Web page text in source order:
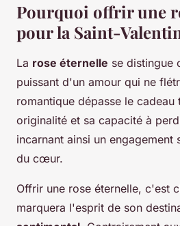
Pourquoi offrir une
pour la Saint-
La rose éternelle se distingue
puissant d'un amour qui ne
romantique dépasse le
originalité et sa capacité à
incarnant ainsi un engagement
du cœur.
Offrir une rose éternelle, c'est
marquera l'esprit de son